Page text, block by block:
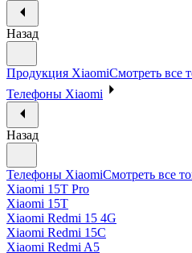
Назад
Продукция XiaomiСмотреть все
Телефоны Xiaomi
Назад
Телефоны XiaomiСмотреть все
Xiaomi 15T Pro
Xiaomi 15T
Xiaomi Redmi 15 4G
Xiaomi Redmi 15C
Xiaomi Redmi A5